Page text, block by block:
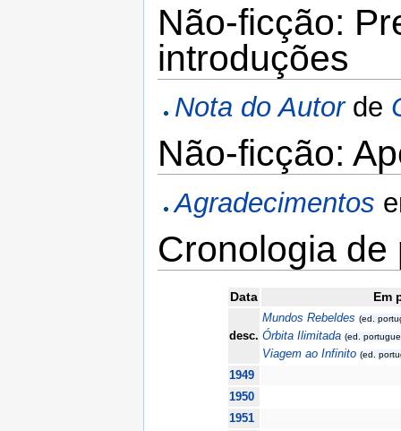
Não-ficção:
introduções
Nota do Autorde
Não-ficção:
Agradecimentos
Cronologia de
Data Em
desc.
Mundos Rebeldes (ed.
Órbita Ilimitada (ed.
Viagem ao Infinito (ed.
1949
1950
1951